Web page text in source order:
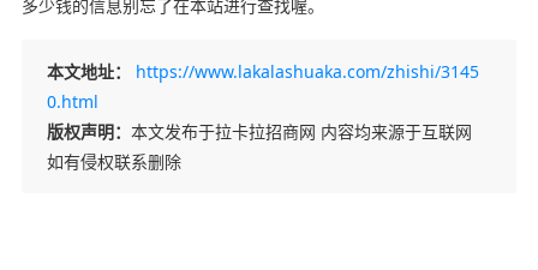
多少钱的信息别忘了在本站进行查找喔。
本文地址：
https://www.lakalashuaka.com/zhishi/3145
0.html
版权声明： 本文发布于拉卡拉招商网 内容均来源于互联网
如有侵权联系删除